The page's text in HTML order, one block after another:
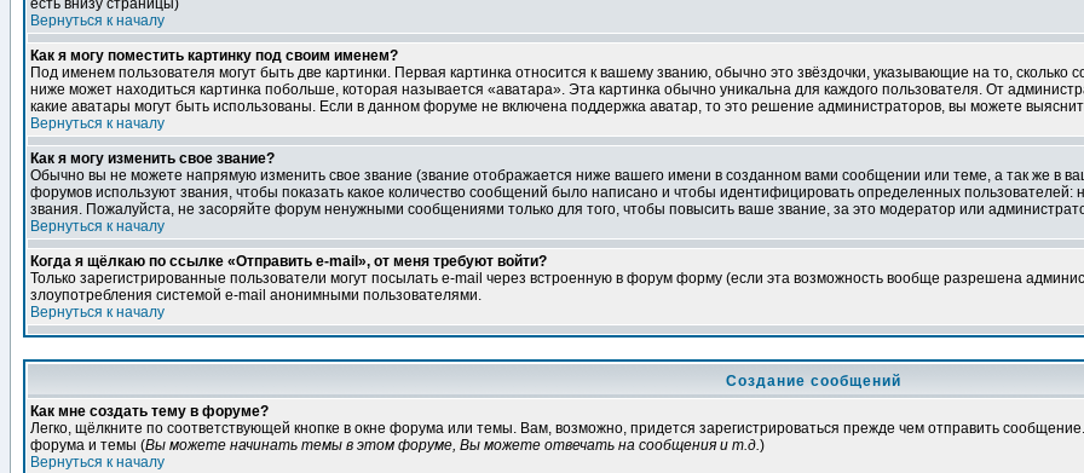
есть внизу страницы)
Вернуться к началу
Как я могу поместить картинку под своим именем?
Под именем пользователя могут быть две картинки. Первая картинка относится к вашему званию, обычно это звёздочки, указывающие на то,
ниже может находиться картинка побольше, которая называется «аватара». Эта картинка обычно уникальна для каждого пользователя. От
какие аватары могут быть использованы. Если в данном форуме не включена поддержка аватар, то это решение администраторов, вы можете
Вернуться к началу
Как я могу изменить свое звание?
Обычно вы не можете напрямую изменить свое звание (звание отображается ниже вашего имени в созданном вами сообщении или теме, а так же в
форумов используют звания, чтобы показать какое количество сообщений было написано и чтобы идентифицировать определенных
звания. Пожалуйста, не засоряйте форум ненужными сообщениями только для того, чтобы повысить ваше звание, за это модератор или
Вернуться к началу
Когда я щёлкаю по ссылке «Отправить e-mail», от меня требуют войти?
Только зарегистрированные пользователи могут посылать e-mail через встроенную в форум форму (если эта возможность вообще разрешена
злоупотребления системой e-mail анонимными пользователями.
Вернуться к началу
Создание сообщений
Как мне создать тему в форуме?
Легко, щёлкните по соответствующей кнопке в окне форума или темы. Вам, возможно, придется зарегистрироваться прежде чем отправить
форума и темы (Вы можете начинать темы в этом форуме, Вы можете отвечать на сообщения и т.д.)
Вернуться к началу